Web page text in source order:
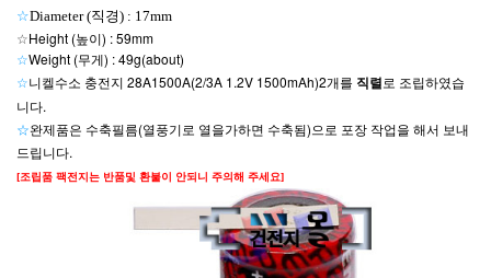
☆Diameter (직경) : 17mm
☆Height (높이) : 59mm
☆Weight (무게) : 49g(about)
☆니켈수소 충전지 28A1500A(2/3A 1.2V 1500mAh)2개를 직렬로 조립하였습
니다.
☆완제품은 수축필름(열풍기로 열을가하면 수축됨)으로 포장 작업을 해서 보내
드립니다.
[조립품 팩전지는 반품및 환불이 안되니 주의해 주세요]